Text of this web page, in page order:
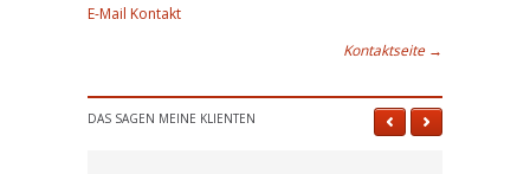
E-Mail Kontakt
Kontaktseite →
DAS SAGEN MEINE KLIENTEN